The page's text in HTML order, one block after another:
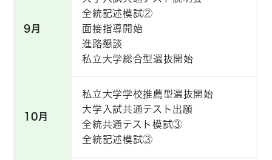
9月
全統記述模試②
面接指導開始
進路懇談
私立大学総合型選抜開始
10月
私立大学学校推薦型選抜開始
大学入試共通テスト出願
全統共通テスト模試③
全統記述模試③